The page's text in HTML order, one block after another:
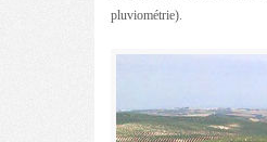
pluviométrie).